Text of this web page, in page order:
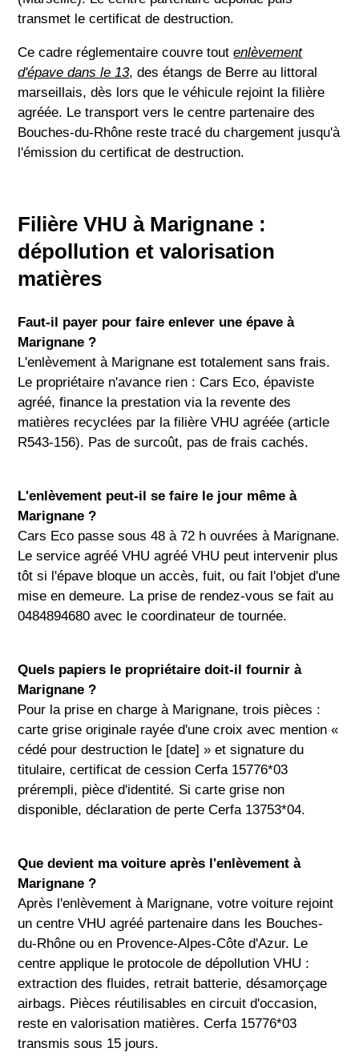
transmet le certificat de destruction.
Ce cadre réglementaire couvre toutenlèvement
d'épave dans le 13, des étangs de Berre au littoral
marseillais, dès lors que le véhicule rejoint la filière
agréée. Le transport vers le centre partenaire des
Bouches-du-Rhône reste tracé du chargement jusqu'à
l'émission du certificat de destruction.
Filière VHU à Marignane :
dépollution et valorisation
matières
Faut-il payer pour faire enlever une épave à
Marignane ?
L'enlèvement à Marignane est totalement sans frais.
Le propriétaire n'avance rien : Cars Eco, épaviste
agréé, finance la prestation via la revente des
matières recyclées par la filière VHU agréée (article
R543-156). Pas de surcoût, pas de frais cachés.
L'enlèvement peut-il se faire le jour même à
Marignane ?
Cars Eco passe sous 48 à 72 h ouvrées à Marignane.
Le service agréé VHU agréé VHU peut intervenir plus
tôt si l'épave bloque un accès, fuit, ou fait l'objet d'une
mise en demeure. La prise de rendez-vous se fait au
0484894680 avec le coordinateur de tournée.
Quels papiers le propriétaire doit-il fournir à
Marignane ?
Pour la prise en charge à Marignane, trois pièces :
carte grise originale rayée d'une croix avec mention «
cédé pour destruction le [date] » et signature du
titulaire, certificat de cession Cerfa 15776*03
prérempli, pièce d'identité. Si carte grise non
disponible, déclaration de perte Cerfa 13753*04.
Que devient ma voiture après l'enlèvement à
Marignane ?
Après l'enlèvement à Marignane, votre voiture rejoint
un centre VHU agréé partenaire dans les Bouches-
du-Rhône ou en Provence-Alpes-Côte d'Azur. Le
centre applique le protocole de dépollution VHU :
extraction des fluides, retrait batterie, désamorçage
airbags. Pièces réutilisables en circuit d'occasion,
reste en valorisation matières. Cerfa 15776*03
transmis sous 15 jours.